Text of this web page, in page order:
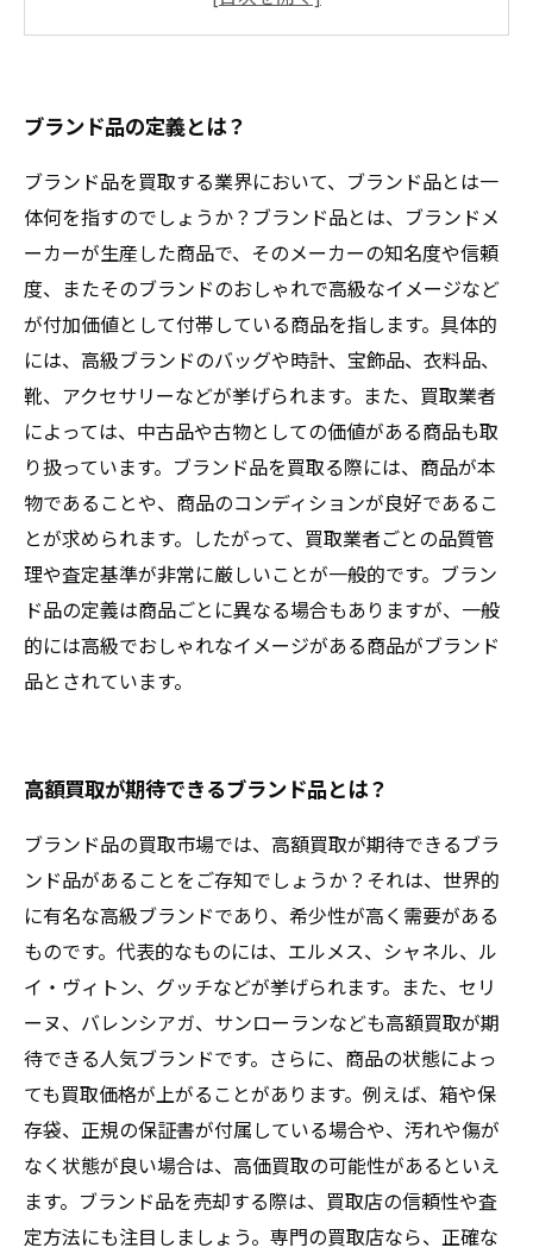
ブランド品の定義とは？
ブランド品を買取する業界において、ブランド品とは一
体何を指すのでしょうか？ブランド品とは、ブランドメ
ーカーが生産した商品で、そのメーカーの知名度や信頼
度、またそのブランドのおしゃれで高級なイメージなど
が付加価値として付帯している商品を指します。具体的
には、高級ブランドのバッグや時計、宝飾品、衣料品、
靴、アクセサリーなどが挙げられます。また、買取業者
によっては、中古品や古物としての価値がある商品も取
り扱っています。ブランド品を買取る際には、商品が本
物であることや、商品のコンディションが良好であるこ
とが求められます。したがって、買取業者ごとの品質管
理や査定基準が非常に厳しいことが一般的です。ブラン
ド品の定義は商品ごとに異なる場合もありますが、一般
的には高級でおしゃれなイメージがある商品がブランド
品とされています。
高額買取が期待できるブランド品とは？
ブランド品の買取市場では、高額買取が期待できるブラ
ンド品があることをご存知でしょうか？それは、世界的
に有名な高級ブランドであり、希少性が高く需要がある
ものです。代表的なものには、エルメス、シャネル、ル
イ・ヴィトン、グッチなどが挙げられます。また、セリ
ーヌ、バレンシアガ、サンローランなども高額買取が期
待できる人気ブランドです。さらに、商品の状態によっ
ても買取価格が上がることがあります。例えば、箱や保
存袋、正規の保証書が付属している場合や、汚れや傷が
なく状態が良い場合は、高価買取の可能性があるといえ
ます。ブランド品を売却する際は、買取店の信頼性や査
定方法にも注目しましょう。専門の買取店なら、正確な